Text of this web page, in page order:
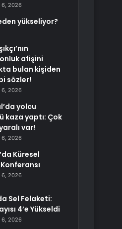
6, 2026
yükseliyor?
afişini
bulan kişiden
sözler!
6, 2026
yolcu
kaza yaptı: Çok
var!
6, 2026
Küresel
Konferansı
6, 2026
Sel Felaketi:
4’e Yükseldi
6, 2026